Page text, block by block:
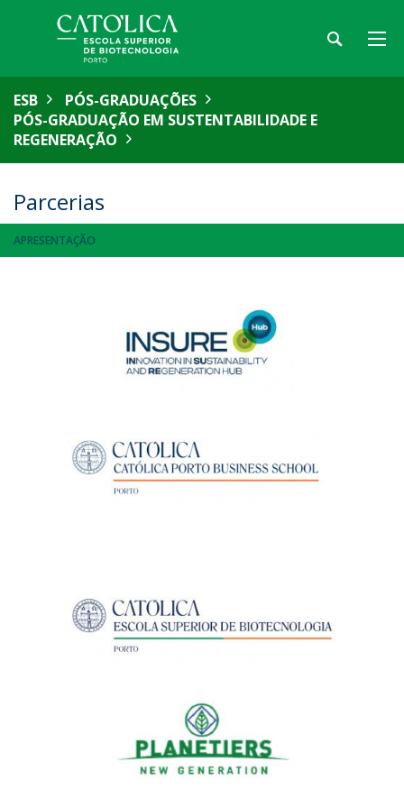
ESB
PÓS-GRADUAÇÕES
PÓS-GRADUAÇÃO EM SUSTENTABILIDADE E
REGENERAÇÃO
Parcerias
APRESENTAÇÃO